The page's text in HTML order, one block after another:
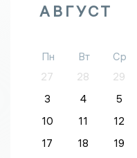
АВГУСТ
Пн Вт Ср
27
28 29
3
4 5
10
11 12
17
18 19